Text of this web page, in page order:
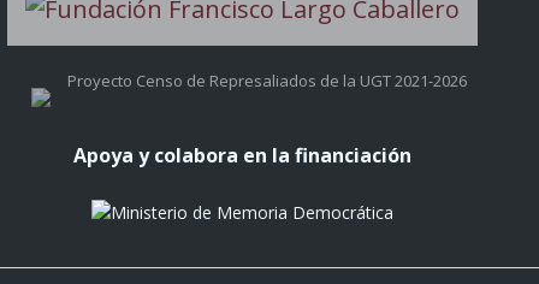
Proyecto Censo de Represaliados de la UGT 2021-2026
Apoya y colabora en la financiación